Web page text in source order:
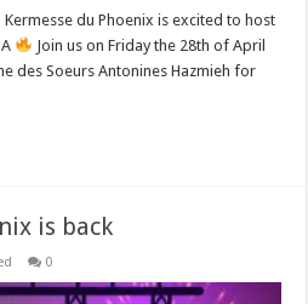
Kermesse du Phoenix is excited to host
Join us on Friday the 28th of April
des Soeurs Antonines Hazmieh for
is back
0